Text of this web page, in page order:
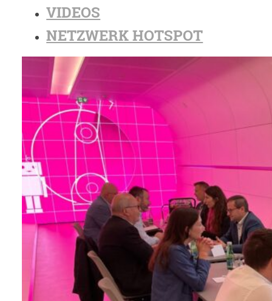
VIDEOS
NETZWERK HOTSPOT